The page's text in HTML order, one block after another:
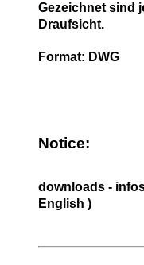
Gezeichnet sind
Draufsicht.
Format: DWG
Notice:
downloads -
English )